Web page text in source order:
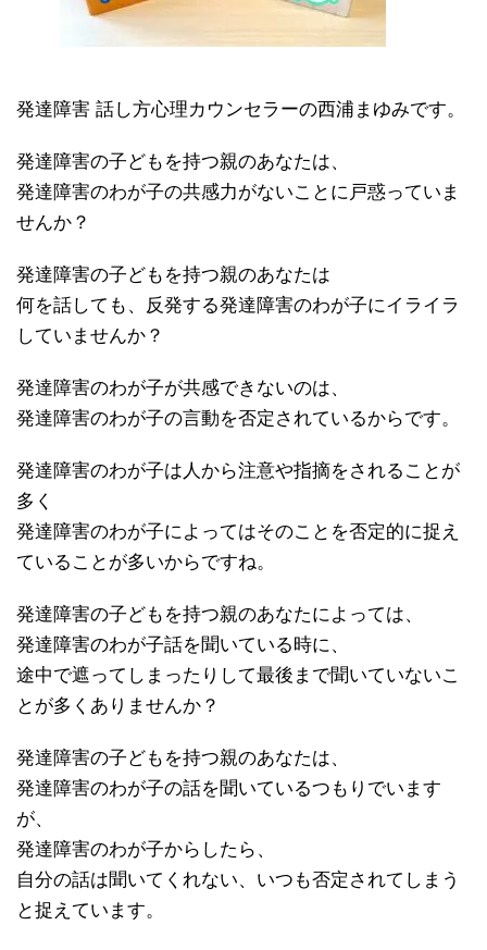
発達障害 話し方心理カウンセラーの西浦まゆみです。
発達障害の子どもを持つ親のあなたは、
発達障害のわが子の共感力がないことに戸惑っていま
せんか？
発達障害の子どもを持つ親のあなたは
何を話しても、反発する発達障害のわが子にイライラ
していませんか？
発達障害のわが子が共感できないのは、
発達障害のわが子の言動を否定されているからです。
発達障害のわが子は人から注意や指摘をされることが
多く
発達障害のわが子によってはそのことを否定的に捉え
ていることが多いからですね。
発達障害の子どもを持つ親のあなたによっては、
発達障害のわが子話を聞いている時に、
途中で遮ってしまったりして最後まで聞いていないこ
とが多くありませんか？
発達障害の子どもを持つ親のあなたは、
発達障害のわが子の話を聞いているつもりでいます
が、
発達障害のわが子からしたら、
自分の話は聞いてくれない、いつも否定されてしまう
と捉えています。